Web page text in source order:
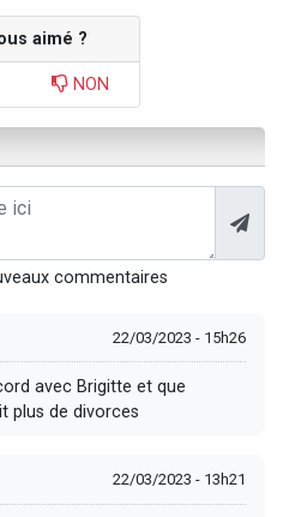
aimé ?
NON
commentaires
22/03/2023 - 15h26
avec Brigitte et que
plus de divorces
22/03/2023 - 13h21